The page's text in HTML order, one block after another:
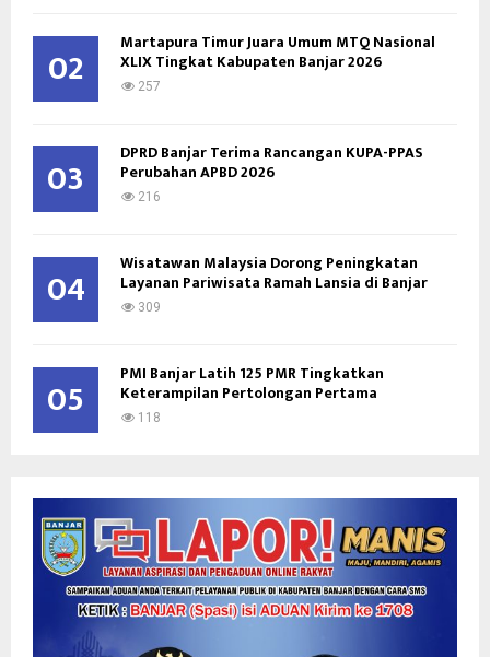
H
02 Martapura Timur Juara Umum MTQ Nasional
XLIX Tingkat Kabupaten Banjar 2026
257
03 DPRD Banjar Terima Rancangan KUPA-PPAS
Perubahan APBD 2026
216
04 Wisatawan Malaysia Dorong Peningkatan
Layanan Pariwisata Ramah Lansia di Banjar
309
05 PMI Banjar Latih 125 PMR Tingkatkan
Keterampilan Pertolongan Pertama
118